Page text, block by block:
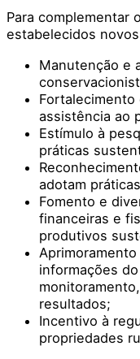
Para complementar
estabelecidos
Manutenção e
assistência ao
Estímulo à
práticas
adotam
Fomento e
financeiras e
produtivos
informações
resultados;
Incentivo à
propriedades